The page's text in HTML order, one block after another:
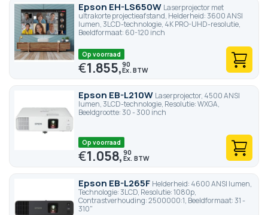
Epson EH-LS650W Laserprojector met
ultrakorte projectieafstand, Helderheid: 3600 ANSI
lumen, 3LCD-technologie, 4K PRO-UHD-resolutie,
Beeldformaat: 60-120 inch
Op voorraad
€1.855,90
Epson EB-L210W Laserprojector, 4500 ANSI
lumen, 3LCD-technologie, Resolutie: WXGA,
Beeldgrootte: 30 - 300 inch
Op voorraad
€1.058,90
Epson EB-L265F Helderheid: 4600 ANSI lumen,
Technologie: 3LCD, Resolutie: 1080p,
Contrastverhouding: 2500000:1, Beeldformaat: 31 -
310"